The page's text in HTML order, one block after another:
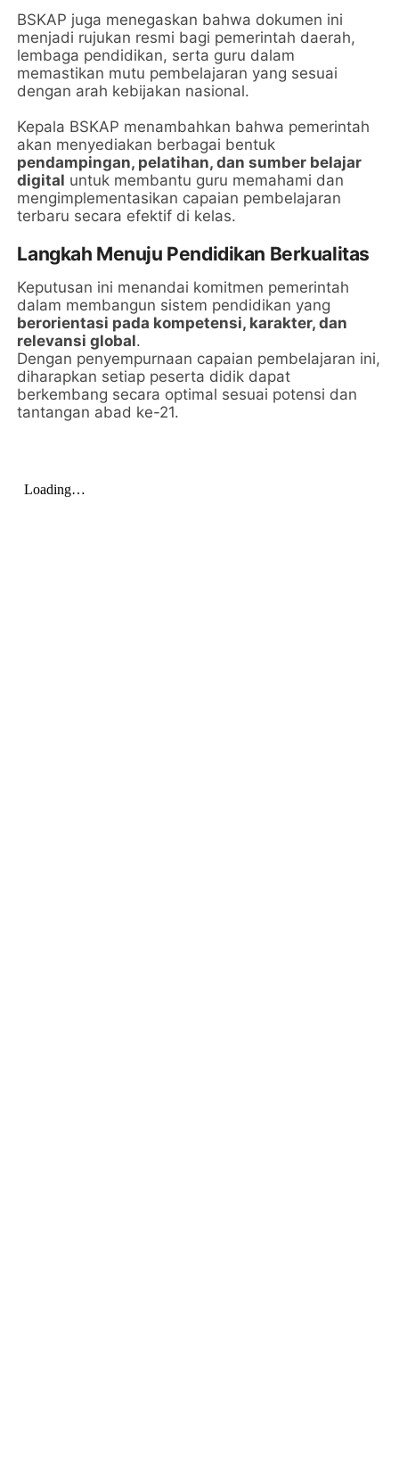
BSKAP juga menegaskan bahwa dokumen ini
menjadi rujukan resmi bagi pemerintah daerah,
lembaga pendidikan, serta guru dalam
memastikan mutu pembelajaran yang sesuai
dengan arah kebijakan nasional.
Kepala BSKAP menambahkan bahwa pemerintah
akan menyediakan berbagai bentuk
pendampingan, pelatihan, dan sumber belajar
digital untuk membantu guru memahami dan
mengimplementasikan capaian pembelajaran
terbaru secara efektif di kelas.
Langkah Menuju Pendidikan Berkualitas
Keputusan ini menandai komitmen pemerintah
dalam membangun sistem pendidikan yang
berorientasi pada kompetensi, karakter, dan
relevansi global.
Dengan penyempurnaan capaian pembelajaran ini,
diharapkan setiap peserta didik dapat
berkembang secara optimal sesuai potensi dan
tantangan abad ke-21.